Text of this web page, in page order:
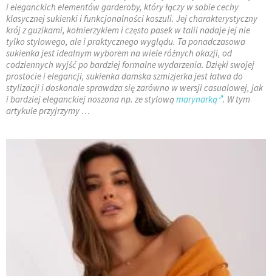
i eleganckich elementów garderoby, który łączy w sobie cechy
klasycznej sukienki i funkcjonalności koszuli. Jej charakterystyczny
krój z guzikami, kołnierzykiem i często pasek w talii nadaje jej nie
tylko stylowego, ale i praktycznego wyglądu. Ta ponadczasowa
sukienka jest idealnym wyborem na wiele różnych okazji, od
codziennych wyjść po bardziej formalne wydarzenia. Dzięki swojej
prostocie i elegancji, sukienka damska szmizjerka jest łatwa do
stylizacji i doskonale sprawdza się zarówno w wersji casualowej, jak
i bardziej eleganckiej noszona np. ze stylowąmarynarką . W tym
artykule przyjrzymy …